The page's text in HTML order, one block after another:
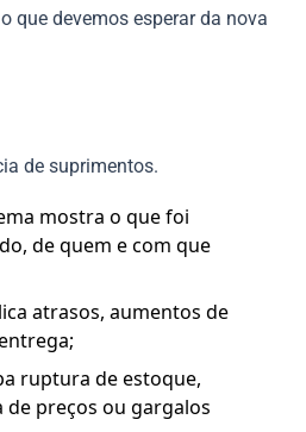
que devemos esperar da nova
de suprimentos.
mostra o que foi
de quem e com que
atrasos, aumentos de
ruptura de estoque,
de preços ou gargalos